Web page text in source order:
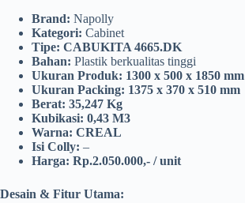
Brand: Napolly
Kategori: Cabinet
Tipe: CABUKITA 4665.DK
Bahan: Plastik berkualitas tinggi
Ukuran Produk: 1300 x 500 x 1850 mm
Ukuran Packing: 1375 x 370 x 510 mm
Berat: 35,247 Kg
Kubikasi: 0,43 M3
Warna: CREAL
Isi Colly: –
Harga: Rp.2.050.000,- / unit
Desain & Fitur Utama: